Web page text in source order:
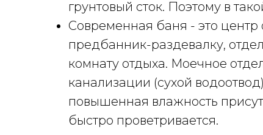
грунтовый сток. Поэтому в
Современная баня - это
предбанник-раздевалку,
комнату отдыха. Моечное
канализации (сухой
повышенная влажность
быстро проветривается.